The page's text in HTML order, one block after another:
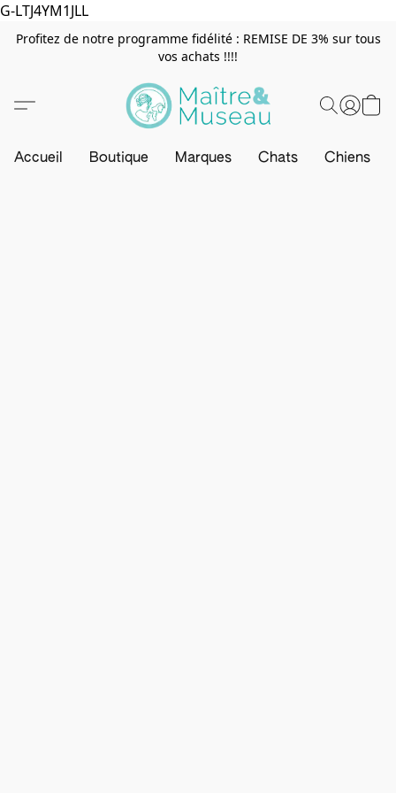
G-LTJ4YM1JLL
Profitez de notre programme fidélité : REMISE DE 3% sur tous
vos achats !!!!
Accueil Boutique Marques Chats Chiens